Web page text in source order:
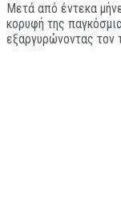
Μετά από έντεκα
κορυφή της
εξαργυρώνοντας τον